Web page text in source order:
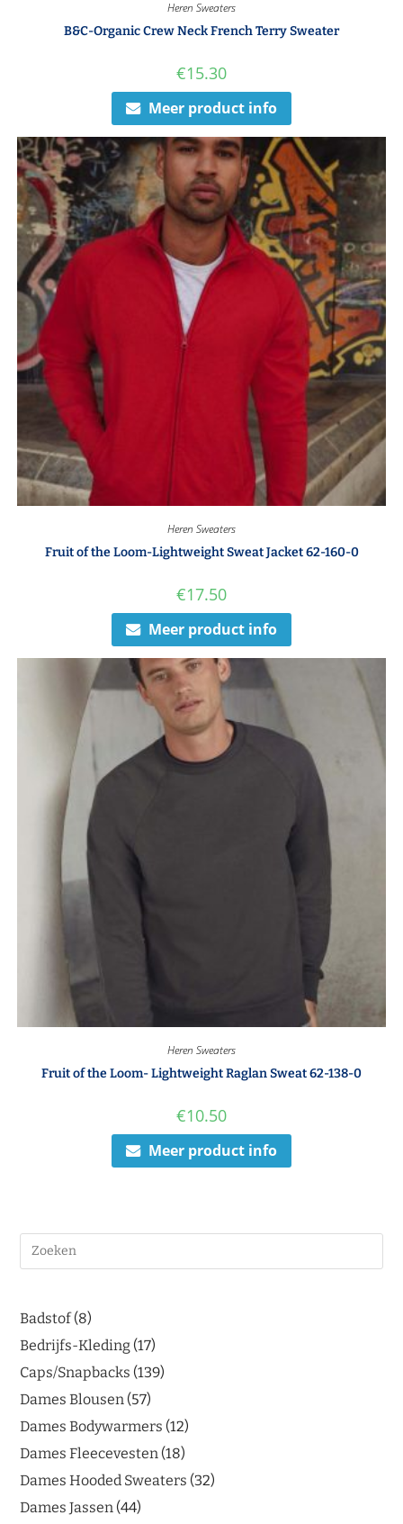
Heren Sweaters
B&C-Organic Crew Neck French Terry Sweater
€15.30
Meer product info
Heren Sweaters
Fruit of the Loom-Lightweight Sweat Jacket 62-160-0
€17.50
Meer product info
Heren Sweaters
Fruit of the Loom- Lightweight Raglan Sweat 62-138-0
€10.50
Meer product info
Badstof 8
Bedrijfs-Kleding 17
Caps/Snapbacks 139
Dames Blousen 57
Dames Bodywarmers 12
Dames Fleecevesten 18
Dames Hooded Sweaters 32
Dames Jassen 44